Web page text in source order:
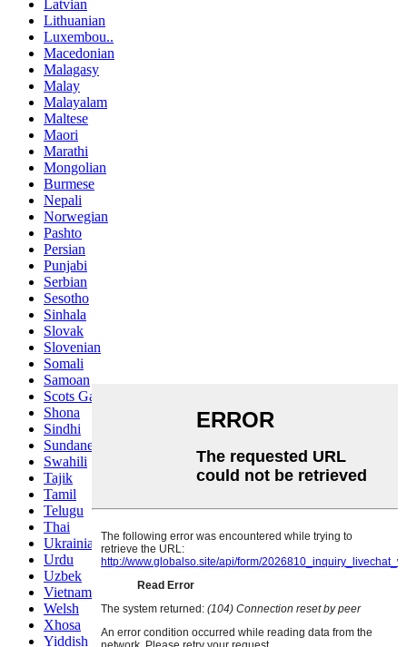
Latvian
Lithuanian
Luxembou..
Macedonian
Malagasy
Malay
Malayalam
Maltese
Maori
Marathi
Mongolian
Burmese
Nepali
Norwegian
Pashto
Persian
Punjabi
Serbian
Sesotho
Sinhala
Slovak
Slovenian
Somali
Samoan
Scots Gaelic
Shona
Sindhi
Sundanese
Swahili
Tajik
Tamil
Telugu
Thai
Ukrainian
Urdu
Uzbek
Vietnamese
Welsh
Xhosa
Yiddish